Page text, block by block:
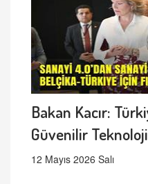
Bakan Kacır:
Güvenilir
12 Mayıs 2026 Salı